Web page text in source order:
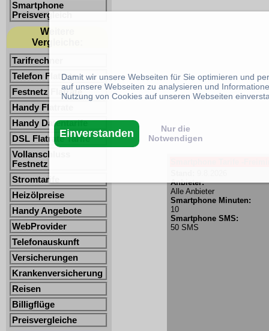
Smartphone
Preisvergleich
Weitere
Vergleiche:
Tarifrechner
Telefon Flatrate
Festnetz Flatrate
Handy Flatrate
Handy Datentarife
DSL Flatrate Tarife
Vollanschluss
Festnetz
Stromtarife
Heizölpreise
Handy Angebote
WebProvider
Telefonauskunft
Versicherungen
Krankenversicherung
Reisen
Billigflüge
Preisvergleiche
Anbieter:
Alle Anbieter
Smartphone Minuten:
10
Smartphone SMS:
50 SMS
Damit wir unsere Webseiten für Sie optimieren und
auf unsere Webseiten zu analysieren und
Nutzung von Cookies auf unseren Webseiten
Einverstanden
Nur die
Notwendigen